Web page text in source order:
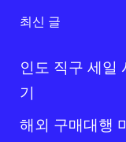
최신 글
인도 직구 세일
기
해외 구매대행